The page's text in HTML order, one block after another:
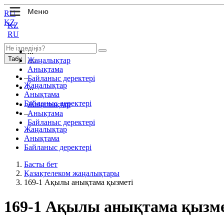
KZ
RU
...
Жаңалықтар
Анықтама
Байланыс деректері
...
Жаңалықтар
Анықтама
Байланыс деректері
RU
KZ
Табу
...
Жаңалықтар
Анықтама
Байланыс деректері
...
Жаңалықтар
Анықтама
Байланыс деректері
Басты бет
Қазақтелеком жаңалықтары
169-1 Ақылы анықтама қызметі
169-1 Ақылы анықтама